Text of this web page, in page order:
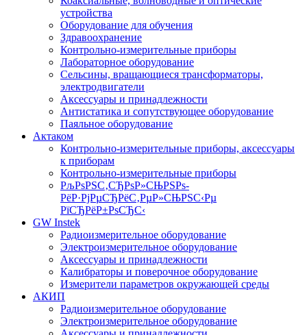
устройства
Оборудование для обучения
Здравоохранение
Контрольно-измерительные приборы
Лабораторное оборудование
Сельсины, вращающиеся трансформаторы,
электродвигатели
Аксессуары и принадлежности
Антистатика и сопутствующее оборудование
Паяльное оборудование
Актаком
Контрольно-измерительные приборы, аксессуары
к приборам
Контрольно-измерительные приборы
РљРѕРЅС‚СЂРѕР»СЊРЅРѕ-
РёР·РјРµСЂРёС‚РµР»СЊРЅС‹Рµ
РїСЂРёР±РѕСЂС‹
GW Instek
Радиоизмерительное оборудование
Электроизмерительное оборудование
Аксессуары и принадлежности
Калибраторы и поверочное оборудование
Измерители параметров окружающей среды
АКИП
Радиоизмерительное оборудование
Электроизмерительное оборудование